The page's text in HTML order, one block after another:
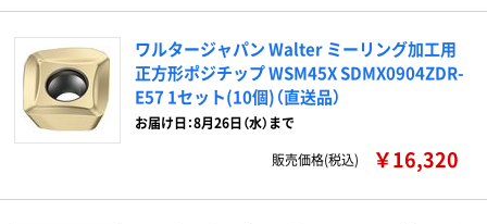
ワルタージャパン Walter ミーリング加工用
正方形ポジチップ WSM45X SDMX0904ZDR-
E57 1セット(10個)（直送品）
お届け日：8月26日（水）まで
販売価格(税込)
￥16,320